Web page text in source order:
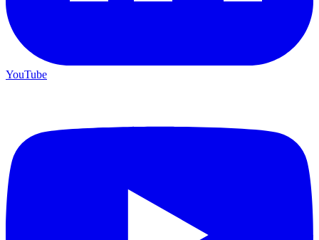
YouTube